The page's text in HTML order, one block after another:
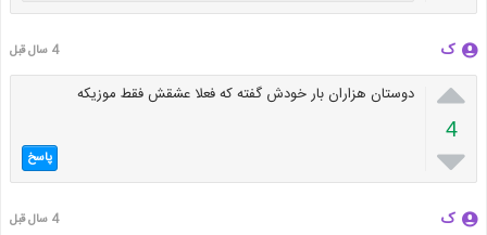
ک 4 سال قبل

4

دوستان هزاران بار خودش گفته که فعلا عشقش فقط موزیکه
پاسخ
ک 4 سال قبل